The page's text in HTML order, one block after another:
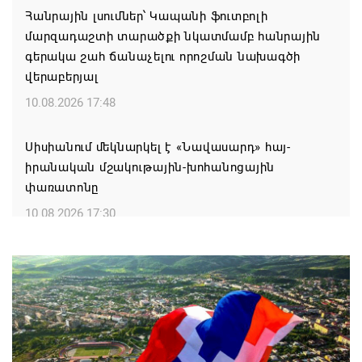
Հանրային լսումներ՝ Կապանի ֆուտբոլի
մարզադաշտի տարածքի նկատմամբ հանրային
գերակա շահ ճանաչելու որոշման նախագծի
վերաբերյալ
10.08.2026 17:48
Սիսիանում մեկնարկել է «Նավասարդ» հայ-
իրանական մշակութային-խոհանոցային
փառատոնը
10.08.2026 17:30
«Սա այն է, ինչ 12-13 տարեկան երեխան սովորում
է Ադրբեջանում»․ Տաթևիկ Հայրապետյան
10.08.2026 17:09
Պատերազմից յոթ օր առաջ էր․